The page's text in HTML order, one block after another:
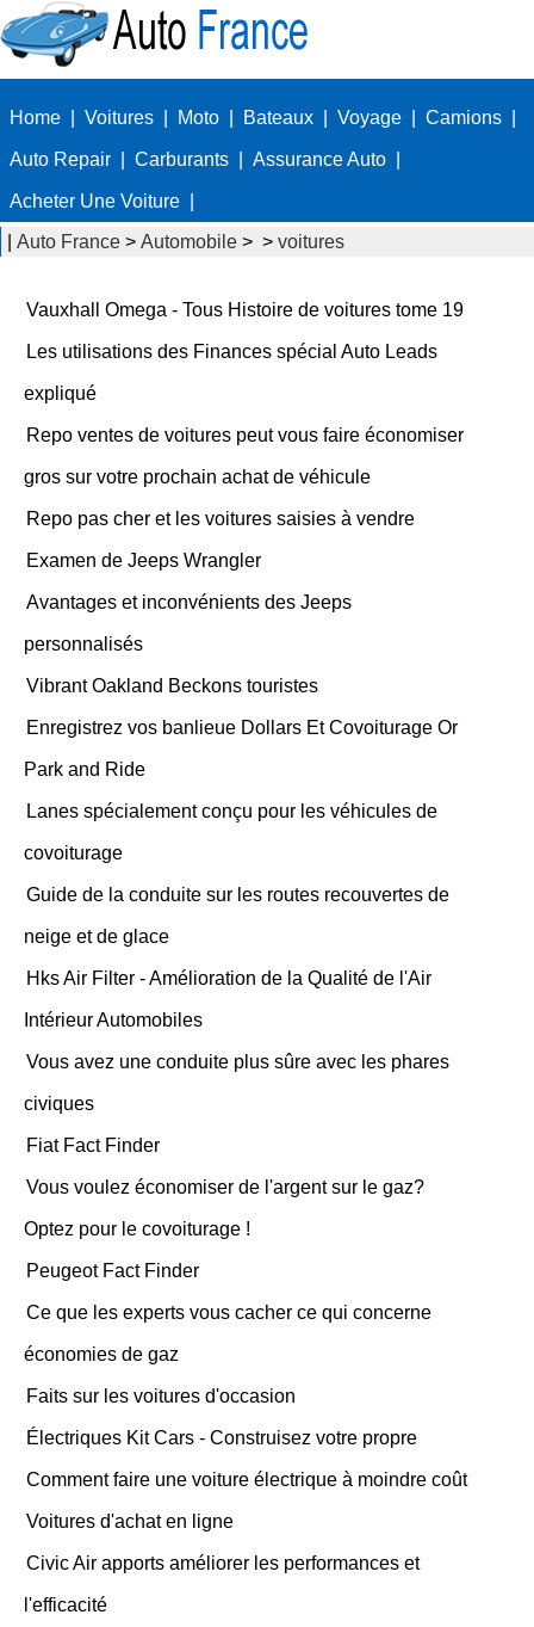
Home Voitures Moto Bateaux Voyage Camions
Auto Repair Carburants Assurance Auto
Acheter Une Voiture
Auto France > Automobile > > voitures
Vauxhall Omega - Tous Histoire de voitures tome 19
Les utilisations des Finances spécial Auto Leads
expliqué
Repo ventes de voitures peut vous faire économiser
gros sur votre prochain achat de véhicule
Repo pas cher et les voitures saisies à vendre
Examen de Jeeps Wrangler
Avantages et inconvénients des Jeeps
personnalisés
Vibrant Oakland Beckons touristes
Enregistrez vos banlieue Dollars Et Covoiturage Or
Park and Ride
Lanes spécialement conçu pour les véhicules de
covoiturage
Guide de la conduite sur les routes recouvertes de
neige et de glace
Hks Air Filter - Amélioration de la Qualité de l'Air
Intérieur Automobiles
Vous avez une conduite plus sûre avec les phares
civiques
Fiat Fact Finder
Vous voulez économiser de l'argent sur ​​le gaz?
Optez pour le covoiturage !
Peugeot Fact Finder
Ce que les experts vous cacher ce qui concerne
économies de gaz
Faits sur les voitures d'occasion
Électriques Kit Cars - Construisez votre propre
Comment faire une voiture électrique à moindre coût
Voitures d'achat en ligne
Civic Air apports améliorer les performances et
l'efficacité